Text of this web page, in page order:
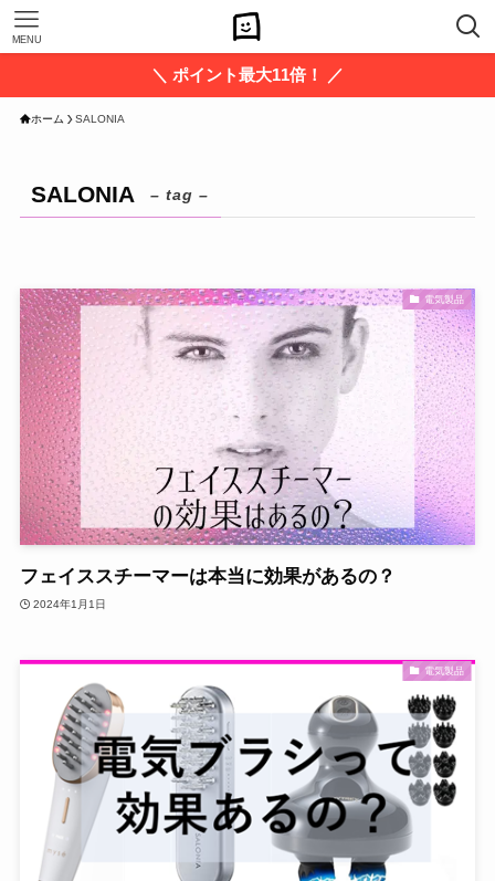
MENU
＼ ポイント最大11倍！ ／
ホーム SALONIA
SALONIA – tag –
電気製品
フェイススチーマーは本当に効果があるの？
2024年1月1日
電気製品